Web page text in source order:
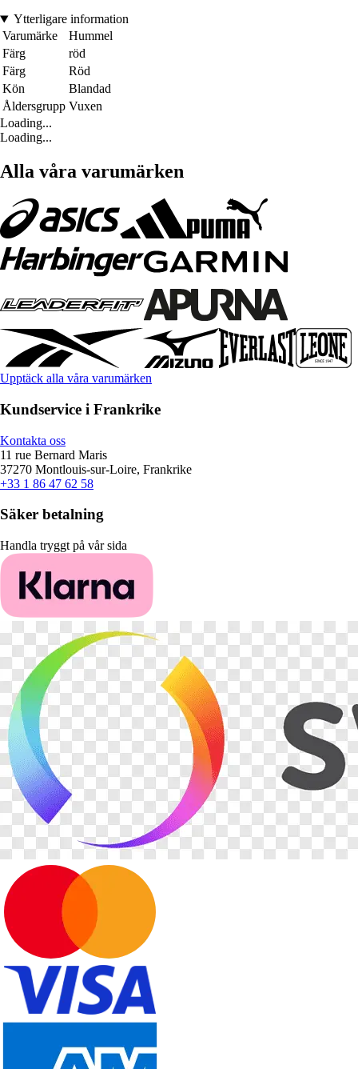
Ytterligare information
Varumärke
Hummel
Färg
röd
Färg
Röd
Kön
Blandad
Åldersgrupp Vuxen
Loading...
Loading...
Alla våra varumärken
Upptäck alla våra varumärken
Kundservice i Frankrike
Kontakta oss
11 rue Bernard Maris
37270 Montlouis-sur-Loire, Frankrike
+33 1 86 47 62 58
Säker betalning
Handla tryggt på vår sida